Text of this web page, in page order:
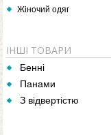
Жіночий одяг
ІНШІ ТОВАРИ
Бенні
Панами
З відвертістю